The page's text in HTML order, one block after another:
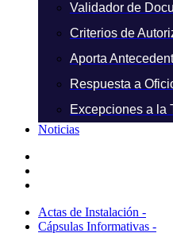
Validador de
Criterios de
Aporta
Respuesta a
Excepciones a la
Noticias
Actas de Instalación -
Cápsulas Informativas -